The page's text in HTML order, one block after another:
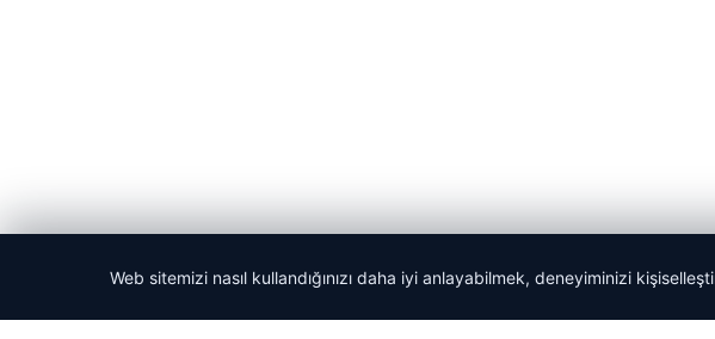
Web sitemizi nasıl kullandığınızı daha iyi anlayabilmek, deneyiminizi